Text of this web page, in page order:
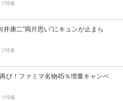
特集
康二“両片思い”にキュンが止まら
特集
び！ファミマ名物45％増量キャンペ
特集